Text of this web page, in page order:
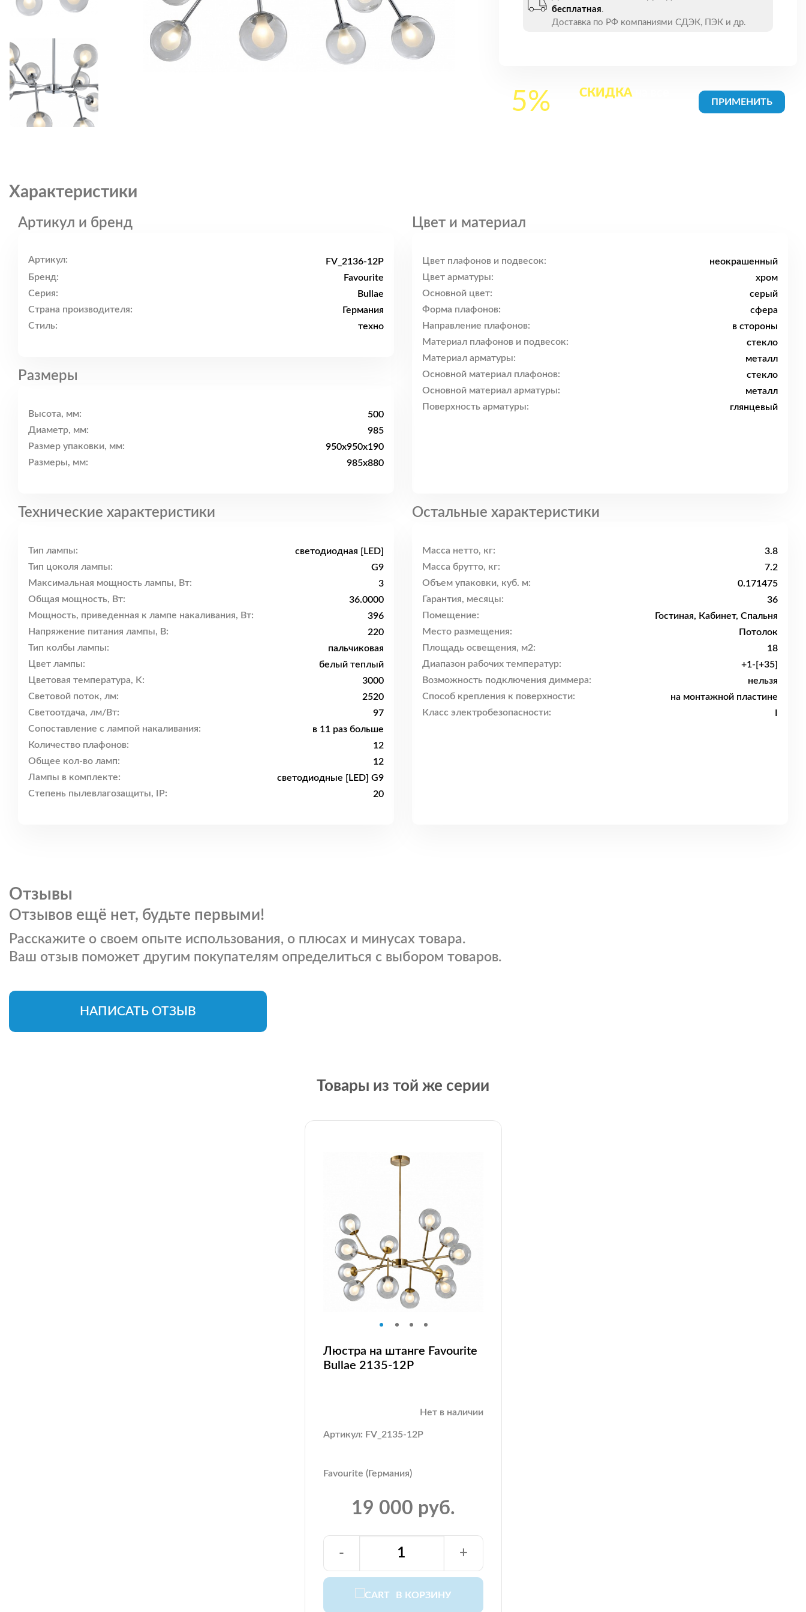
бесплатная.
Доставка по РФ компаниями СДЭК, ПЭК и др.
5% СКИДКА
Характеристики
Артикул и бренд
Артикул:
FV_2136-12P
Бренд:
Favourite
Серия:
Bullae
Страна производителя:
Германия
Стиль:
техно
Размеры
Высота, мм:
500
Диаметр, мм:
985
Размер упаковки, мм:
950x950x190
Размеры, мм:
985x880
Цвет и материал
Цвет плафонов и подвесок:
неокрашенный
Цвет арматуры:
хром
Основной цвет:
серый
Форма плафонов:
сфера
Направление плафонов:
в стороны
Материал плафонов и подвесок:
стекло
Материал арматуры:
металл
Основной материал плафонов:
стекло
Основной материал арматуры:
металл
Поверхность арматуры:
глянцевый
Технические характеристики
Тип лампы:
светодиодная [LED]
Тип цоколя лампы:
G9
Максимальная мощность лампы, Вт:
3
Общая мощность, Вт:
36.0000
Мощность, приведенная к лампе накаливания, Вт:
396
Напряжение питания лампы, В:
220
Тип колбы лампы:
пальчиковая
Цвет лампы:
белый теплый
Цветовая температура, K:
3000
Световой поток, лм:
2520
Светоотдача, лм/Вт:
97
Сопоставление с лампой накаливания:
в 11 раз больше
Количество плафонов:
12
Общее кол-во ламп:
12
Лампы в комплекте:
светодиодные [LED] G9
Степень пылевлагозащиты, IP:
20
Остальные характеристики
Масса нетто, кг:
3.8
Масса брутто, кг:
7.2
Объем упаковки, куб. м:
0.171475
Гарантия, месяцы:
36
Помещение:
Гостиная, Кабинет, Спальня
Место размещения:
Потолок
Площадь освещения, м2:
18
Диапазон рабочих температур:
+1-[+35]
Возможность подключения диммера:
нельзя
Способ крепления к поверхности:
на монтажной пластине
Класс электробезопасности:
I
Отзывы
Отзывов ещё нет, будьте первыми!
Расскажите о своем опыте использования, о плюсах и минусах товара.
Ваш отзыв поможет другим покупателям определиться с выбором товаров.
НАПИСАТЬ ОТЗЫВ
Товары из той же серии
Люстра на штанге Favourite
Bullae 2135-12P
Нет в наличии
Артикул: FV_2135-12P
Favourite (Германия)
19 000 руб.
В КОРЗИНУ
- +